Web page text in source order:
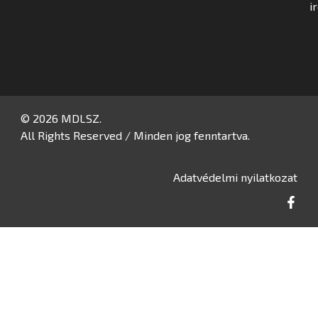
© 2026 MDLSZ.
All Rights Reserved / Minden jog fenntartva.
Adatvédelmi nyilatkozat